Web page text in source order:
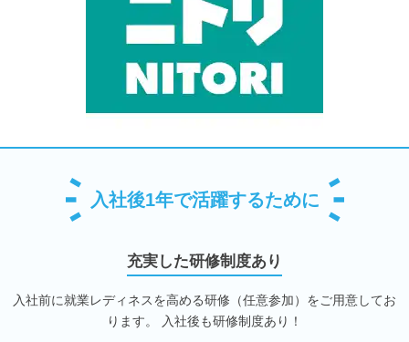
入社後1年で活躍するために
充実した研修制度あり
入社前に就業レディネスを高める研修（任意参加）をご用意してお
ります。 入社後も研修制度あり！